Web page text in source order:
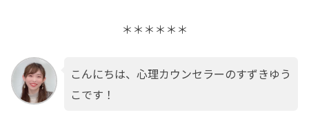
＊＊＊＊＊＊
こんにちは、心理カウンセラーのすずきゆう
こです！